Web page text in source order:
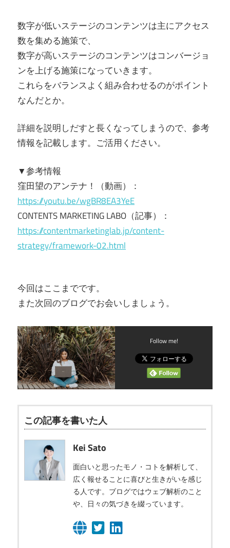
数字が低いステージのコンテンツは主にアクセス
数を集める施策で、
数字が高いステージのコンテンツはコンバージョ
ンを上げる施策になっていきます。
これらをバランスよく組み合わせるのがポイント
なんだとか。
詳細を説明しだすと長くなってしまうので、参考
情報を記載します。ご活用ください。
▼参考情報
窪田望のアンテナ！（動画）：
https://youtu.be/wgBR8EA3YeE
CONTENTS MARKETING LABO（記事）：
https://contentmarketinglab.jp/content-
strategy/framework-02.html
今回はここまでです。
また次回のブログでお会いしましょう。
Follow me!
この記事を書いた人
Kei Sato
面白いと思ったモノ・コトを解析して、
広く報せることに喜びと生きがいを感じ
る人です。ブログではウェブ解析のこと
や、日々の気づきを綴っています。